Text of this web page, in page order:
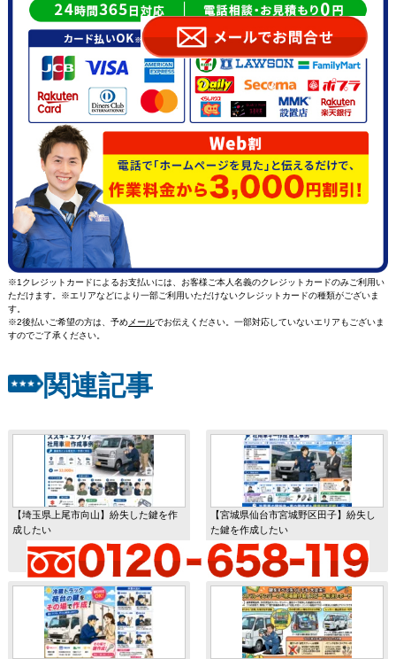
※1クレジットカードによるお支払いには、お客様ご本人名義のクレジットカードのみご利用い
ただけます。※エリアなどにより一部ご利用いただけないクレジットカードの種類がございま
す。
※2後払いご希望の方は、予めメールでお伝えください。一部対応していないエリアもございま
すのでご了承ください。
関連記事
【埼玉県上尾市向山】紛失した鍵を作
成したい
【宮城県仙台市宮城野区田子】紛失し
た鍵を作成したい